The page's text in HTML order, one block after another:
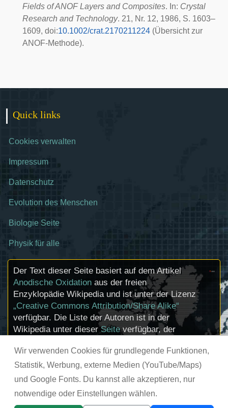
Wir verwenden Cookies für grundlegende Funktionen,
Statistik, Werbung, externe Medien (YouTube/Maps)
und Google Fonts. Du kannst alle akzeptieren, nur
notwendige oder Einstellungen wählen.
Fields of ANOF Layers and Composites. In: Crystal
Research and Technology. 21, Nr. 12, 1986, S. 1603–
1609, doi:10.1002/crat.2170211224 (Übersicht zur
ANOF-Methode).
Quick links
Cookies verwalten
Impressum
Datenschutz
Evolution des Menschen
Biologie Seite
Physik für alle
Der Text dieser Seite basiert auf dem Artikel
Anodische Oxidation aus der freien
Enzyklopädie Wikipedia und ist unter der Lizenz
„Creative Commons Attribution/Share Alike“
verfügbar. Die Liste der Autoren ist in der
Wikipedia unter dieserSeiteverfügbar, der
Informationen zu den Urhebern und zum
Lizenzstatus eingebundener Mediendateien
(etwa Bilder oder Videos) können im Regelfall
durch Anklicken dieser abgerufen werden.
© chemie-schule.de 2026